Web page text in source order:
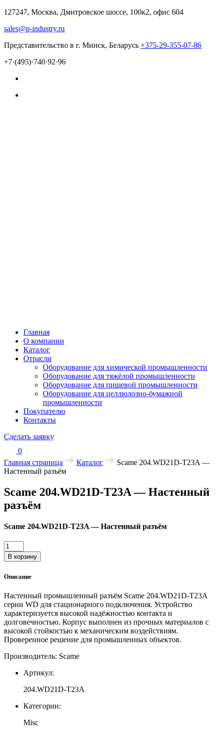
127247, Москва, Дмитровское шоссе, 100к2, офис 604
sales@p-industry.ru
Представительство в г. Минск, Беларусь +375-29-355-07-86
+7·(495)·740·92·96
Главная
О компании
Каталог
Отрасли
Оборудование для химической промышленности
Оборудование для тяжёлой промышленности
Оборудование для пищевой промышленности
Оборудование для целлюлозно-бумажной
промышленности
Покупателю
Контакты
Сделать заявку
0
Главная страница
Каталог
Scame 204.WD21D-T23A —
Настенный разъём
Scame 204.WD21D-T23A — Настенный
разъём
Scame 204.WD21D-T23A — Настенный разъём
Количество
товара
Scame
T23A
Настенный
разъём
В корзину
Описание
Настенный промышленный разъём Scame 204.WD21D-T23A
серии WD для стационарного подключения. Устройство
характеризуется высокой надёжностью контакта и
долговечностью. Корпус выполнен из прочных материалов с
высокой стойкостью к механическим воздействиям.
Проверенное решение для промышленных объектов.
Производитель: Scame
Артикул:
204.WD21D-T23A
Категории:
Misc